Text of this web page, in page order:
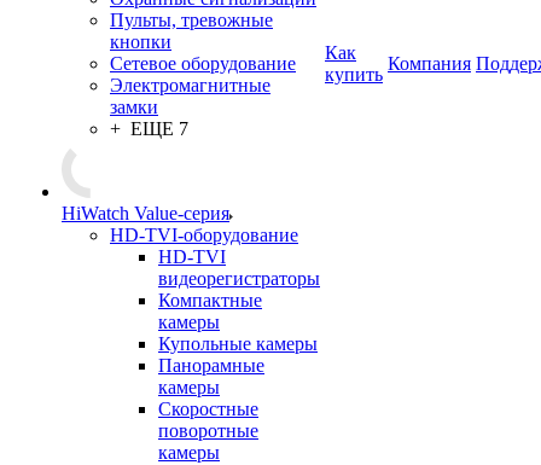
Пульты, тревожные
кнопки
Сетевое оборудование
Электромагнитные
замки
+ ЕЩЕ 7
HiWatch Value-серия
HD-TVI-оборудование
HD-TVI
видеорегистраторы
Компактные
камеры
Купольные камеры
Панорамные
камеры
Скоростные
поворотные
камеры
Как
купить
Компания